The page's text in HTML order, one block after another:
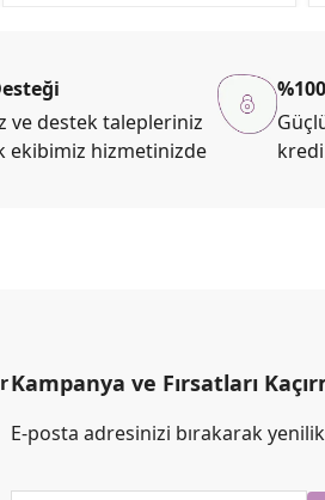
ve destek talepleriniz
ekibimiz hizmetinizde
Kampanya ve Fırsatları
E-posta adresinizi bırakarak